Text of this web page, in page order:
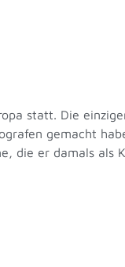
statt. Die
gemacht
die er damals als